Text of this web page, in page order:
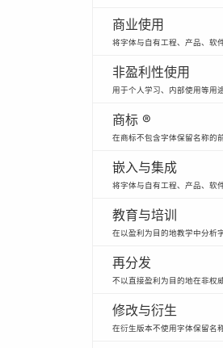
商业使用
将字体与自有工程、产品、软
非盈利性使用
用于个人学习、内部使用等用
商标 ®
在商标不包含字体保留名称的
嵌入与集成
将字体与自有工程、产品、软
教育与培训
在以盈利为目的地教学中分析
再分发
不以直接盈利为目的地在非权
修改与衍生
在衍生版本不使用字体保留名